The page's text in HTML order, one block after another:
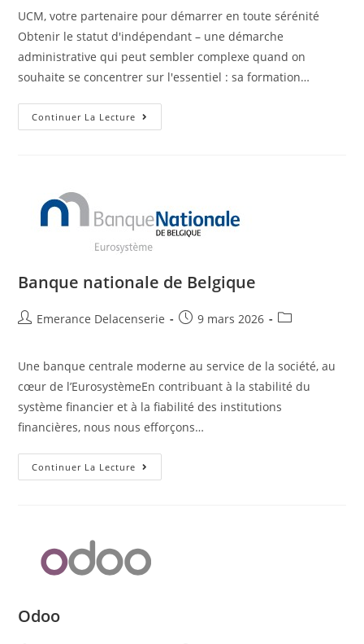
UCM, votre partenaire pour démarrer en toute sérénité
Obtenir le statut d'indépendant – une démarche
administrative qui peut sembler complexe quand on
souhaite se concentrer sur l'essentiel : sa formation…
Continuer La Lecture
Banque nationale de Belgique
Emerance Delacenserie 9 mars 2026
Une banque centrale moderne au service de la société, au
cœur de l’EurosystèmeEn contribuant à la stabilité du
système financier et à la fiabilité des institutions
financières, nous nous efforçons…
Continuer La Lecture
Odoo